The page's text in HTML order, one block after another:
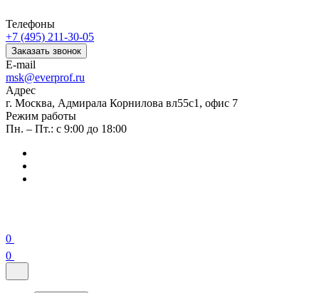
Телефоны
+7 (495) 211-30-05
Заказать звонок
E-mail
msk@everprof.ru
Адрес
г. Москва, Адмирала Корнилова вл55с1, офис 7
Режим работы
Пн. – Пт.: с 9:00 до 18:00
0
0